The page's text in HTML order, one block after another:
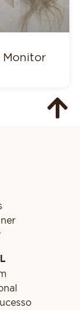
Monitor